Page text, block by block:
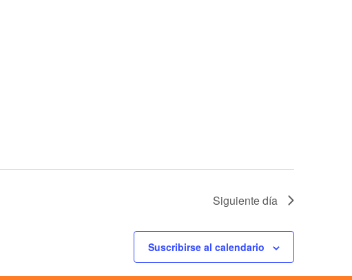
Siguiente día
Suscribirse al calendario